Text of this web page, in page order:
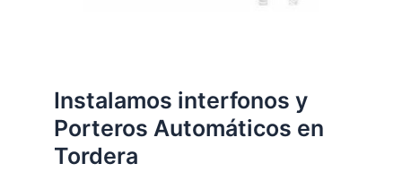
Instalamos interfonos y
Porteros Automáticos en
Tordera